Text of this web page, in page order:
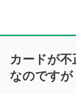
カードが
なのですが